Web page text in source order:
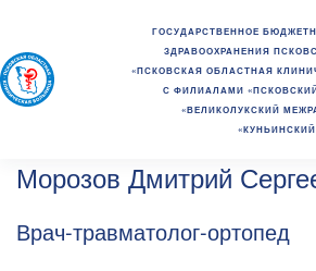
ГОСУДАРСТВЕННОЕ
ЗДРАВООХРАНЕНИЯ
«ПСКОВСКАЯ ОБЛАСТНАЯ
С ФИЛИАЛАМИ
«ВЕЛИКОЛУКСКИЙ
Морозов Дмитрий
Врач-травматолог-ортопед